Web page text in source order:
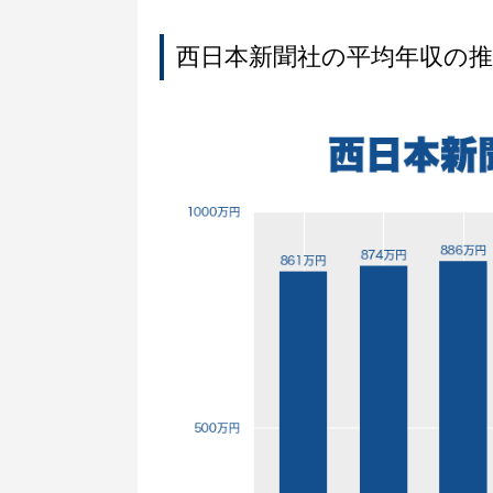
西日本新聞社の平均年収の